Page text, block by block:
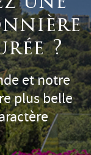
?
et notre
plus belle